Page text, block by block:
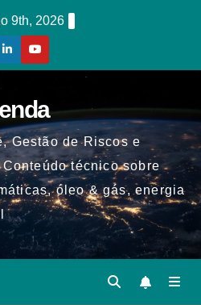
9th, 2026
Gestão de Riscos e
técnico sobre
óleo & gás, energia